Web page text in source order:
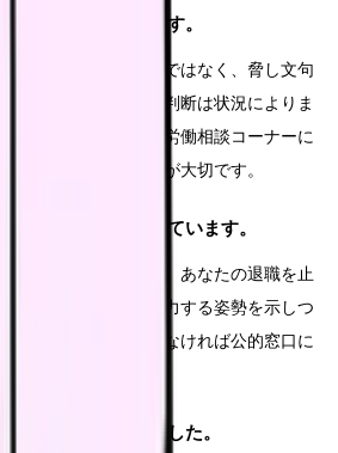
と言われて怖いです。
償が認められるわけではなく、脅し文句
ます。ただし個別の判断は状況によりま
安なら弁護士や総合労働相談コーナーに
結論を出さないことが大切です。
せない、と言われています。
・経営側）の責任で、あなたの退職を止
せん。引き継ぎに協力する姿勢を示しつ
まいません。解決しなければ公的窓口に
ない、と言われました。